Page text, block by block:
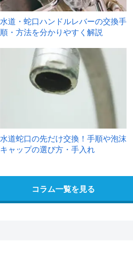
水道・蛇口ハンドルレバーの交換手
順・方法を分かりやすく解説
水道蛇口の先だけ交換！手順や泡沫
キャップの選び方・手入れ
コラム一覧を見る